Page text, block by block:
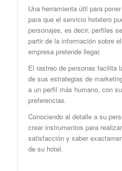
Una herramienta útil para
para que el servicio hotelero
personajes, es decir, perfiles
partir de la información sobre
empresa pretende llegar.
El rastreo de personas facilita
de sus estrategias de
a un perfil más humano, con
preferencias.
Conociendo al detalle a su
crear instrumentos para
satisfacción y saber
de su hotel.